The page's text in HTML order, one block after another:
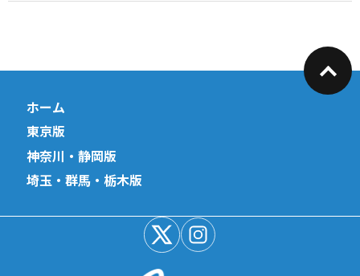
ホーム
東京版
神奈川・静岡版
埼玉・群馬・栃木版